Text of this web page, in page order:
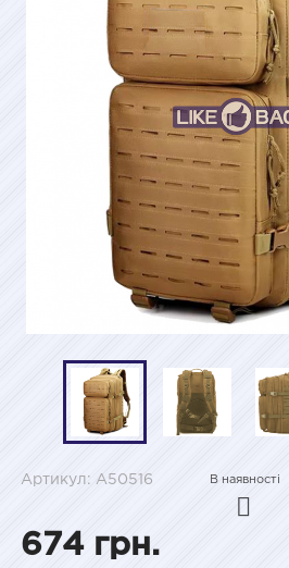
Артикул: A50516 В наявності
674 грн.